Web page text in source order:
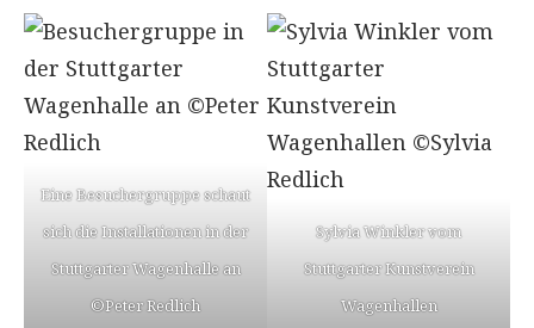
Eine Besuchergruppe schaut
sich die Installationen in der
Stuttgarter Wagenhalle an
©Peter Redlich
Sylvia Winkler vom
Stuttgarter Kunstverein
Wagenhallen